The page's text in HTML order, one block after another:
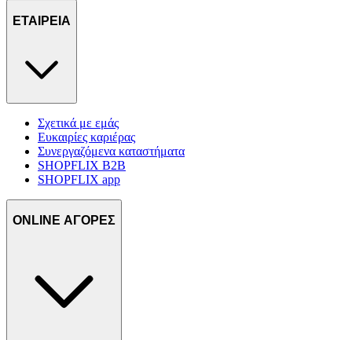
δικτύωσης, διαφημίσεων και ανάλυσης.
ΕΤΑΙΡΕΙΑ
Σχετικά με εμάς
Ευκαιρίες καριέρας
Συνεργαζόμενα καταστήματα
SHOPFLIX B2B
SHOPFLIX app
ONLINE ΑΓΟΡΕΣ